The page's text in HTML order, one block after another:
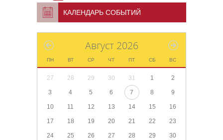
КАЛЕНДАРЬ СОБЫТИЙ
Август 2026
ПН ВТ СР ЧТ ПТ СБ ВС
27 28 29 30 31 1 2
3 4 5 6 7 8 9
10 11 12 13 14 15 16
17 18 19 20 21 22 23
24 25 26 27 28 29 30